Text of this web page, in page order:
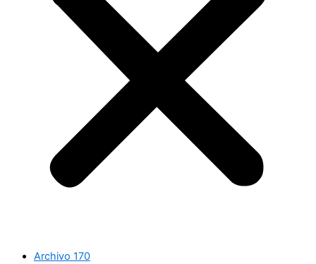
Archivo 170